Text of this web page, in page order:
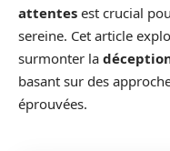
attentes est crucial
sereine. Cet article
surmonter la
basant sur des
éprouvées.